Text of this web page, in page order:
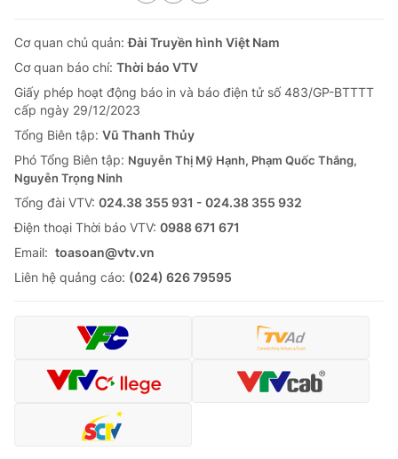
Cơ quan chủ quản:Đài Truyền hình Việt Nam
Cơ quan báo chí: Thời báo VTV
Giấy phép hoạt động báo in và báo điện tử số 483/GP-BTTTT
cấp ngày 29/12/2023
Tổng Biên tập: Vũ Thanh Thủy
Phó Tổng Biên tập: Nguyễn Thị Mỹ Hạnh, Phạm Quốc Thắng,
Nguyễn Trọng Ninh
Tổng đài VTV: 024.38 355 931 - 024.38 355 932
Ðiện thoại Thời báo VTV: 0988 671 671
Email: toasoan@vtv.vn
Liên hệ quảng cáo: (024) 626 79595